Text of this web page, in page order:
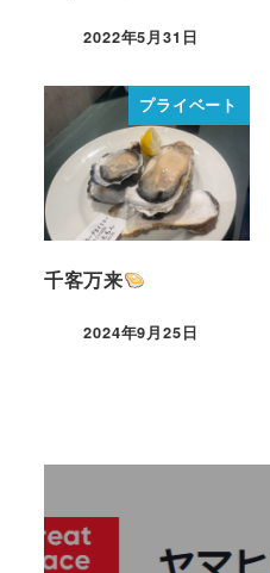
2022年5月31日
プライベート
千客万来
2024年9月25日
定されました